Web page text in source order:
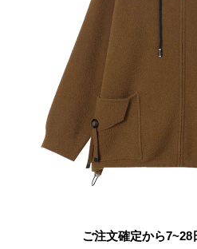
ご注文確定から7~28